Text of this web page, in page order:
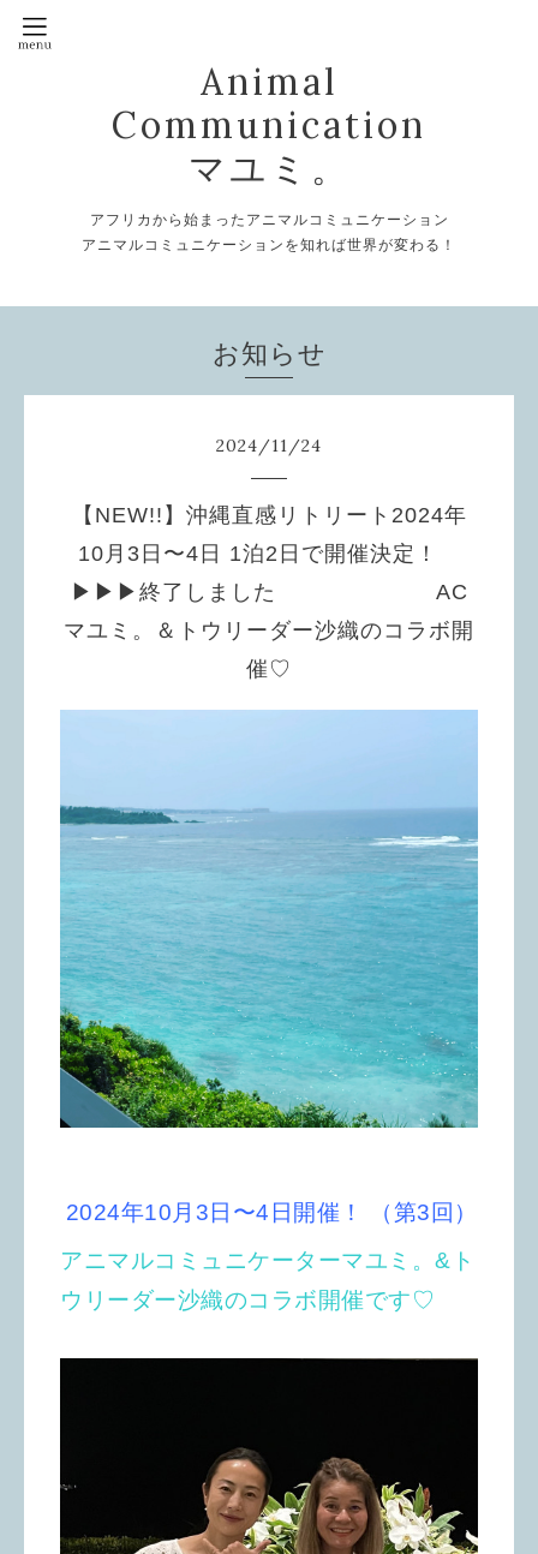
Animal
Communication
マユミ。
アフリカから始まったアニマルコミュニケーション
アニマルコミュニケーションを知れば世界が変わる！
お知らせ
2024/11/24
【NEW!!】沖縄直感リトリート2024年
10月3日〜4日 1泊2日で開催決定！
▶︎▶︎▶︎終了しました AC
マユミ。＆トウリーダー沙織のコラボ開
催♡
2024年10月3日〜4日開催！ （第3回）
アニマルコミュニケーターマユミ。&ト
ウリーダー沙織のコラボ開催です♡